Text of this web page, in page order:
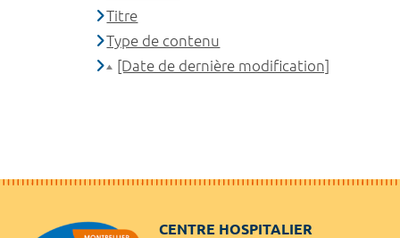
Titre
Type de contenu
[Date de dernière modification]
CENTRE HOSPITALIER